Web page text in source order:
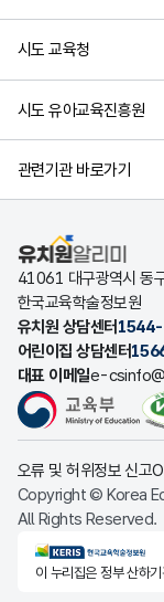
시도 교육청
시도 유아교육진흥원
관련기관 바로가기
유치원알리미
41061 대구광역시 동
한국교육학술정보원
유치원 상담센터
어린이집 상담센터
대표 이메일e-
오류 및 허위정보 신고
Copyright © Korea
All Rights Reserved.
KERIS한국교육학술
이 누리집은 정부 산하